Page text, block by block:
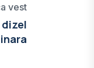
vest